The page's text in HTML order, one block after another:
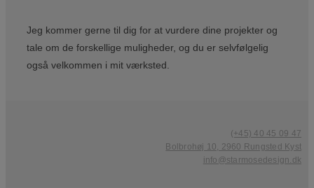
Jeg kommer gerne til dig for at vurdere dine projekter og
tale om de forskellige muligheder, og du er selvfølgelig
også velkommen i mit værksted.
(+45) 40 45 09 47
Bolbrohøj 10, 2960 Rungsted Kyst
info@starmosedesign.dk